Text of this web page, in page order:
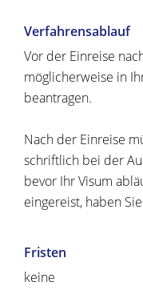
Verfahrensablauf
Vor der Einreise
möglicherweise in
beantragen.
Nach der Einreise
schriftlich bei der
bevor Ihr Visum
eingereist, haben
Fristen
keine